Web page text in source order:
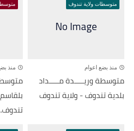
متوسطات ولاية تندوف
منذ بضع اعوام
متوسطة وريـــــدة مـــــداد
بلدية تندوف - ولاية تندوف
منذ